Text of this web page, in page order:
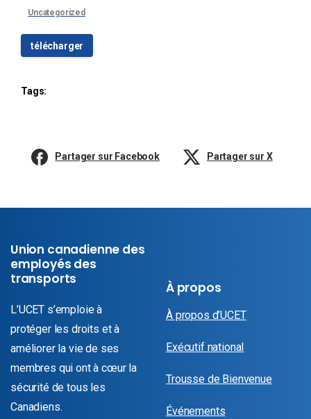
Uncategorized
télécharger
Tags:
Partager sur Facebook Partager sur X
Union canadienne des
employés des
transports
L’UCET s’emploie à
protéger les droits et à
améliorer la vie de ses
membres qui ont à cœur la
sécurité de tous les
Canadiens.
À propos
À propos d’UCET
Exécutif national
Trousse de Bienvenue
Événements